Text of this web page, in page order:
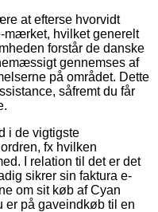
at efterse hvorvidt
mærket, hvilket generelt
forstår de danske
gennemses af
på området. Dette
såfremt du får
i de vigtigste
fx hvilken
I relation til det er det
sikrer sin faktura e-
om sit køb af Cyan
er på gaveindkøb til en